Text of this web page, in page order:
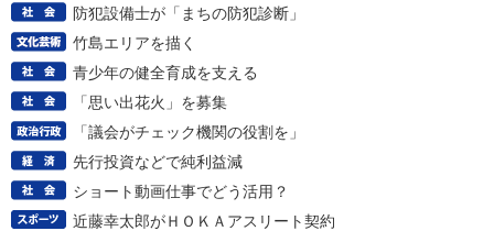
防犯設備士が「まちの防犯診断」
竹島エリアを描く
青少年の健全育成を支える
「思い出花火」を募集
「議会がチェック機関の役割を」
先行投資などで純利益減
ショート動画仕事でどう活用？
近藤幸太郎がＨＯＫＡアスリート契約